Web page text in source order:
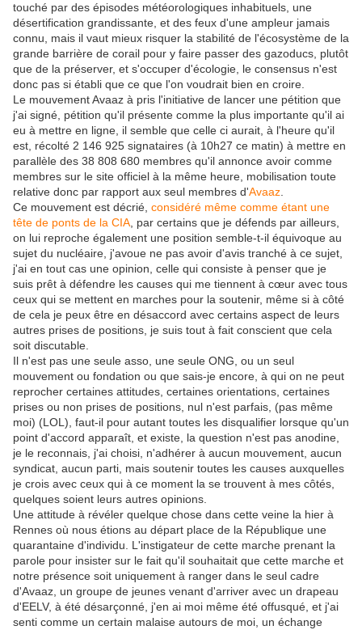
touché par des épisodes météorologiques inhabituels, une
désertification grandissante, et des feux d'une ampleur jamais
connu, mais il vaut mieux risquer la stabilité de l'écosystème de la
grande barrière de corail pour y faire passer des gazoducs, plutôt
que de la préserver, et s'occuper d'écologie, le consensus n'est
donc pas si établi que ce que l'on voudrait bien en croire.
Le mouvement Avaaz à pris l'initiative de lancer une pétition que
j'ai signé, pétition qu'il présente comme la plus importante qu'il ai
eu à mettre en ligne, il semble que celle ci aurait, à l'heure qu'il
est, récolté 2 146 925 signataires (à 10h27 ce matin) à mettre en
parallèle des 38 808 680 membres qu'il annonce avoir comme
membres sur le site officiel à la même heure, mobilisation toute
relative donc par rapport aux seul membres d'Avaaz
Ce mouvement est décrié, considéré même comme étant une
tête de ponts de la CIA , par certains que je défends par ailleurs,
on lui reproche également une position semble-t-il équivoque au
sujet du nucléaire, j'avoue ne pas avoir d'avis tranché à ce sujet,
j'ai en tout cas une opinion, celle qui consiste à penser que je
suis prêt à défendre les causes qui me tiennent à cœur avec tous
ceux qui se mettent en marches pour la soutenir, même si à côté
de cela je peux être en désaccord avec certains aspect de leurs
autres prises de positions, je suis tout à fait conscient que cela
soit discutable.
Il n'est pas une seule asso, une seule ONG, ou un seul
mouvement ou fondation ou que sais-je encore, à qui on ne peut
reprocher certaines attitudes, certaines orientations, certaines
prises ou non prises de positions, nul n'est parfais, (pas même
moi) (LOL), faut-il pour autant toutes les disqualifier lorsque qu'un
point d'accord apparaît, et existe, la question n'est pas anodine,
je le reconnais, j'ai choisi, n'adhérer à aucun mouvement, aucun
syndicat, aucun parti, mais soutenir toutes les causes auxquelles
je crois avec ceux qui à ce moment la se trouvent à mes côtés,
quelques soient leurs autres opinions.
Une attitude à révéler quelque chose dans cette veine la hier à
Rennes où nous étions au départ place de la République une
quarantaine d'individu. L'instigateur de cette marche prenant la
parole pour insister sur le fait qu'il souhaitait que cette marche et
notre présence soit uniquement à ranger dans le seul cadre
d'Avaaz, un groupe de jeunes venant d'arriver avec un drapeau
d'EELV, à été désarçonné, j'en ai moi même été offusqué, et j'ai
senti comme un certain malaise autours de moi, un échange